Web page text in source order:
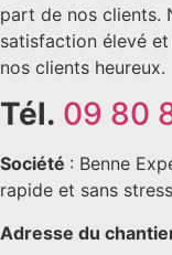
part de nos clients.
satisfaction élevé
nos clients heureux.
Tél. 09 80
Société : Benne
rapide et sans
Adresse du